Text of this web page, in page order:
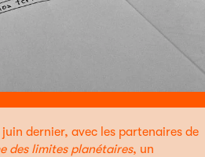
juin dernier, avec les partenaires de
des limites planétaires, un